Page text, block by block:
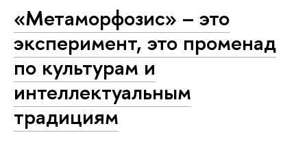
«Метаморфозис» – это
эксперимент, это променад
по культурам и
интеллектуальным
традициям